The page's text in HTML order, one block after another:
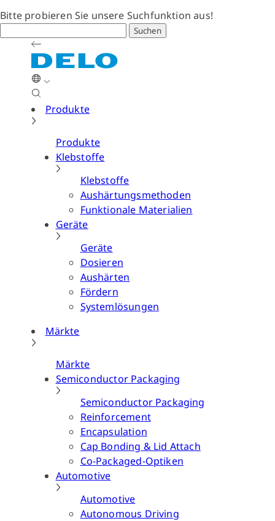
Bitte probieren Sie unsere Suchfunktion aus!
Suchen
Produkte
Produkte
Klebstoffe
Klebstoffe
Aushärtungsmethoden
Funktionale Materialien
Geräte
Geräte
Dosieren
Aushärten
Fördern
Systemlösungen
Märkte
Märkte
Semiconductor Packaging
Semiconductor Packaging
Reinforcement
Encapsulation
Cap Bonding & Lid Attach
Co-Packaged-Optiken
Automotive
Automotive
Autonomous Driving